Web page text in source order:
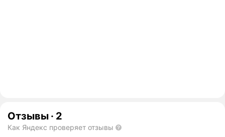
Отзывы · 2
Как Яндекс проверяет отзывы